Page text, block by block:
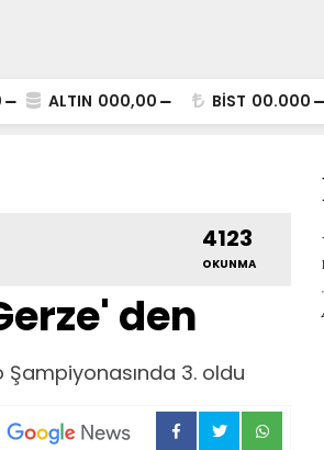
ALTIN 000,00 BİST 00.000
4123
OKUNMA
den
3. oldu